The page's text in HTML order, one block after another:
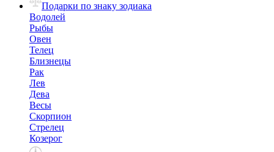
Подарки по знаку зодиака
Водолей
Рыбы
Овен
Телец
Близнецы
Рак
Лев
Дева
Весы
Скорпион
Стрелец
Козерог